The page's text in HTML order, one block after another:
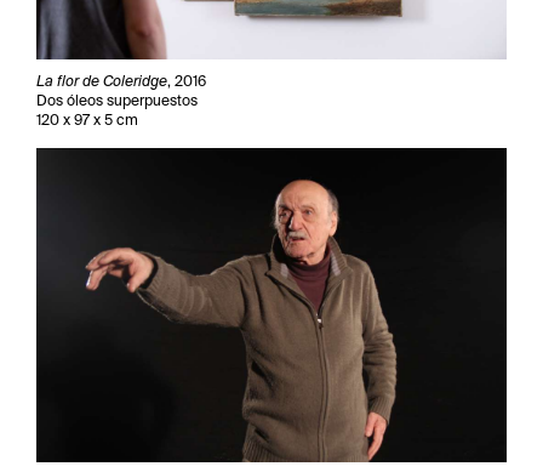
La flor de Coleridge, 2016
Dos óleos superpuestos
120 x 97 x 5 cm